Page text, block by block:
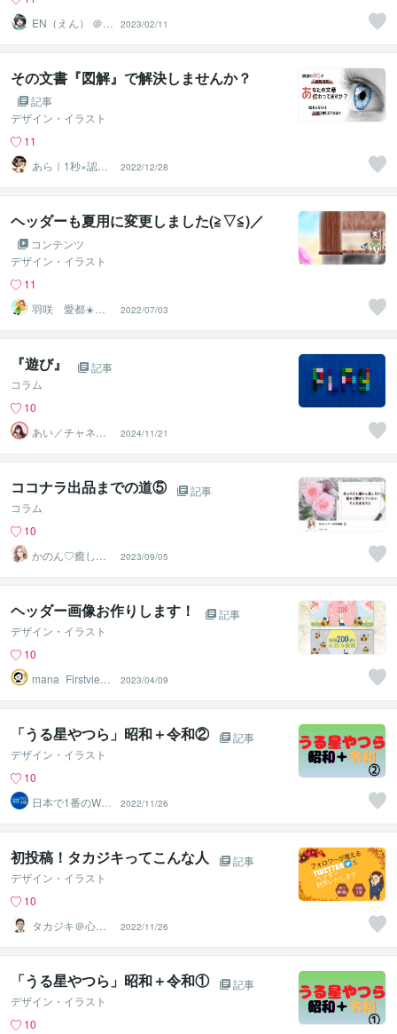
EN（えん） ＠イ
ラストレーター
2023/02/11
その文書『図解』で解決しませんか？
記事
デザイン・イラスト
11
あら｜1秒×認識
設計
2022/12/28
ヘッダーも夏用に変更しました(≧▽≦)／
コンテンツ
デザイン・イラスト
11
羽咲 愛都☀️ハ
サキ アイト☀️
2022/07/03
『遊び』
記事
コラム
10
あい／チャネリ
ングアート✨夏S
ALE
2024/11/21
ココナラ出品までの道⑤
記事
コラム
10
かのん♡癒しの
お部屋
2023/09/05
ヘッダー画像お作りします！
記事
デザイン・イラスト
10
mana_Firstview
2023/04/09
「うる星やつら」昭和＋令和②
記事
デザイン・イラスト
10
日本で1番のWeb
デザイナー
2022/11/26
初投稿！タカジキってこんな人
記事
デザイン・イラスト
10
タカジキ＠心に
寄り添う心理カ
ウンセラー
2022/11/26
「うる星やつら」昭和＋令和①
記事
デザイン・イラスト
10